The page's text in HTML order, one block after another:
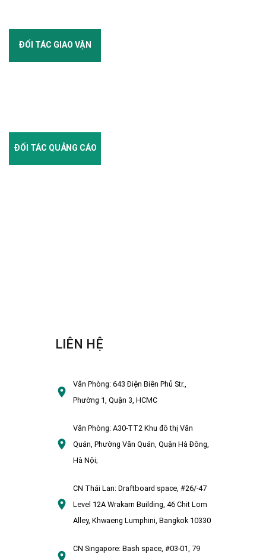
ĐỐI TÁC GIAO VẬN
ĐỐI TÁC QUẢNG CÁO
LIÊN HỆ
Văn Phòng:643 Điện Biên Phủ Str.,
Phường 1, Quận 3, HCMC
Văn Phòng:A30-TT2 Khu đô thị Văn
Quán, Phường Văn Quán, Quận Hà Đông,
Hà Nội;
CN Thái Lan: Draftboard space, #26/-47
Level 12A Wrakarn Building, 46 Chit Lom
Alley, Khwaeng Lumphini, Bangkok 10330
CN Singapore: Bash space, #03-01, 79